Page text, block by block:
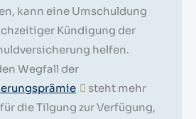
kann eine Umschuldung
Kündigung der
helfen.
Wegfall der
steht mehr
die Tilgung zur Verfügung,